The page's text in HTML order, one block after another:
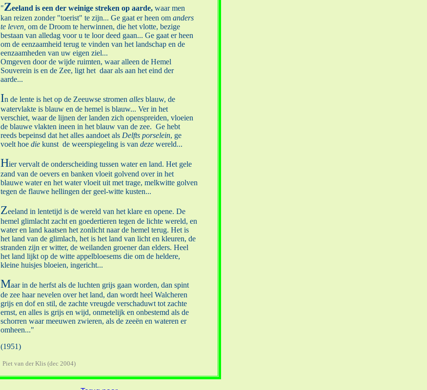
"Zeeland is een der weinige streken op aarde, waar men
kan reizen zonder "toerist" te zijn... Ge gaat er heen om anders
te leven, om de Droom te herwinnen, die het vlotte, bezige
bestaan van alledag voor u te loor deed gaan... Ge gaat er heen
om de eenzaamheid terug te vinden van het landschap en de
eenzaamheden van uw eigen ziel...
Omgeven door de wijde ruimten, waar alleen de Hemel
Souverein is en de Zee, ligt het daar als aan het eind der
aarde...
In de lente is het op de Zeeuwse stromen alles blauw, de
watervlakte is blauw en de hemel is blauw... Ver in het
verschiet, waar de lijnen der landen zich openspreiden, vloeien
de blauwe vlakten ineen in het blauw van de zee. Ge hebt
reeds bepeinsd dat het alles aandoet als Delfts porselein, ge
voelt hoe die kunst de weerspiegeling is van deze wereld...
Hier vervalt de onderscheiding tussen water en land. Het gele
zand van de oevers en banken vloeit golvend over in het
blauwe water en het water vloeit uit met trage, melkwitte golven
tegen de flauwe hellingen der geel-witte kusten...
Zeeland in lentetijd is de wereld van het klare en opene. De
hemel glimlacht zacht en goedertieren tegen de lichte wereld, en
water en land kaatsen het zonlicht naar de hemel terug. Het is
het land van de glimlach, het is het land van licht en kleuren, de
stranden zijn er witter, de weilanden groener dan elders. Heel
het land lijkt op de witte appelbloesems die om de heldere,
kleine huisjes bloeien, ingericht...
Maar in de herfst als de luchten grijs gaan worden, dan spint
de zee haar nevelen over het land, dan wordt heel Walcheren
grijs en dof en stil, de zachte vreugde verschaduwt tot zachte
ernst, en alles is grijs en wijd, onmetelijk en onbestemd als de
schorren waar meeuwen zwieren, als de zeeën en wateren er
omheen..."
(1951)
Piet van der Klis (dec 2004)